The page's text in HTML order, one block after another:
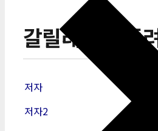
갈릴레이가 들
저자
저자2